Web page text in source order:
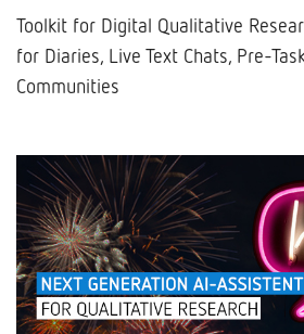
Toolkit for Digital Qualitative
for Diaries, Live Text Chats, Pre-
Communities